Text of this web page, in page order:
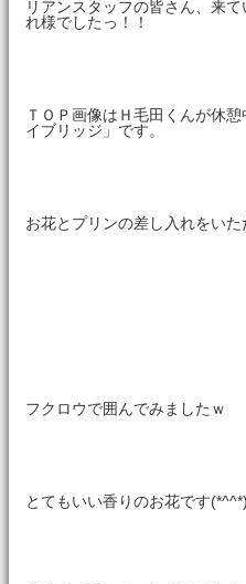
リアンスタッフの皆さん、来
れ様でしたっ！！
ＴＯＰ画像はＨ毛田くんが休
イブリッジ」です。
お花とプリンの差し入れをいた
フクロウで囲んでみましたｗ
とてもいい香りのお花です(*^^*)